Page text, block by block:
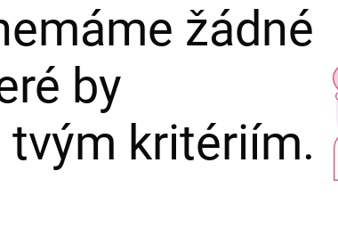
žádné
by
kritériím.